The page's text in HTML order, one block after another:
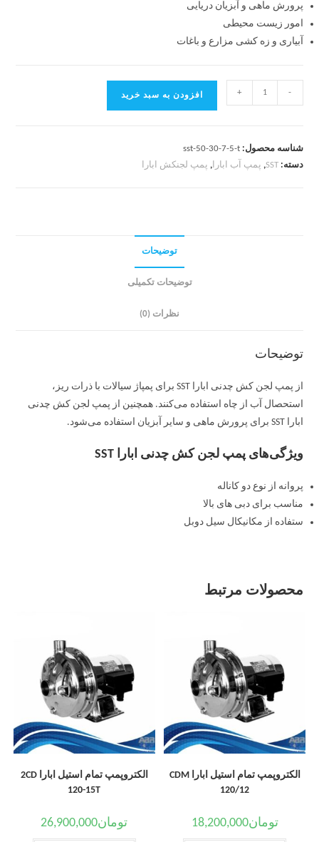
پرورش ماهی و آبزیان دریایی
امور زیست محیطی
آبیاری و زه کشی مزارع و باغات
-
+ افزودن به سبد خرید
شناسه محصول:sst-50-30-7-5-t
دسته:SST
, پمپ آب ابارا, پمپ لجنکش ابارا
توضیحات
توضیحات تکمیلی
نظرات (0)
توضیحات
از پمپ لجن کش چدنی ابارا SST برای پمپاژ سیالات با ذرات ریز،
استحصال آب از چاه استفاده می‌کنند. همچنین از پمپ لجن کش چدنی
ابارا SST برای پرورش ماهی و سایر آبزیان استفاده می‌شود.
ویژگی‌های پمپ لجن کش چدنی ابارا SST
پروانه از نوع دو کاناله
مناسب برای دبی های بالا
ستفاده از مکانیکال سیل دوبل
محصولات مرتبط
الکتروپمپ تمام استیل ابارا CDM
120/12
تومان18,200,000
الکتروپمپ تمام استیل ابارا 2CD
120-15T
تومان26,900,000